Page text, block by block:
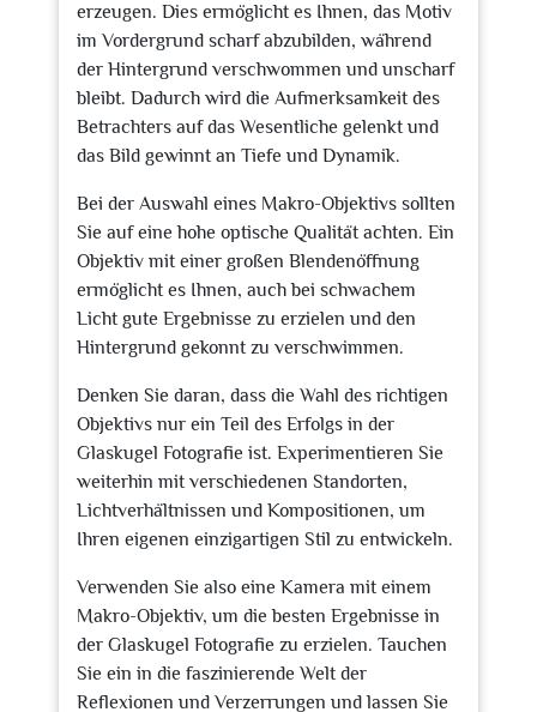
erzeugen. Dies ermöglicht es Ihnen, das Motiv
im Vordergrund scharf abzubilden, während
der Hintergrund verschwommen und unscharf
bleibt. Dadurch wird die Aufmerksamkeit des
Betrachters auf das Wesentliche gelenkt und
das Bild gewinnt an Tiefe und Dynamik.
Bei der Auswahl eines Makro-Objektivs sollten
Sie auf eine hohe optische Qualität achten. Ein
Objektiv mit einer großen Blendenöffnung
ermöglicht es Ihnen, auch bei schwachem
Licht gute Ergebnisse zu erzielen und den
Hintergrund gekonnt zu verschwimmen.
Denken Sie daran, dass die Wahl des richtigen
Objektivs nur ein Teil des Erfolgs in der
Glaskugel Fotografie ist. Experimentieren Sie
weiterhin mit verschiedenen Standorten,
Lichtverhältnissen und Kompositionen, um
Ihren eigenen einzigartigen Stil zu entwickeln.
Verwenden Sie also eine Kamera mit einem
Makro-Objektiv, um die besten Ergebnisse in
der Glaskugel Fotografie zu erzielen. Tauchen
Sie ein in die faszinierende Welt der
Reflexionen und Verzerrungen und lassen Sie